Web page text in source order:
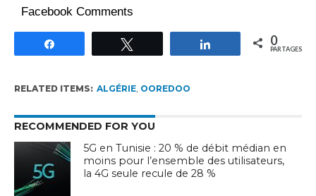
Facebook Comments
Partagez 0
PARTAGES
RELATED ITEMS: ALGÉRIE, OOREDOO
RECOMMENDED FOR YOU
5G en Tunisie : 20 % de débit médian en
moins pour l’ensemble des utilisateurs,
la 4G seule recule de 28 %